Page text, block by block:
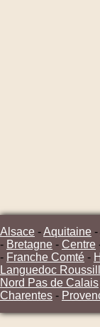
Alsace -Aquitaine -
- Bretagne - Centre
- Franche Comté -
Languedoc
Nord Pas de Calais
Charentes -